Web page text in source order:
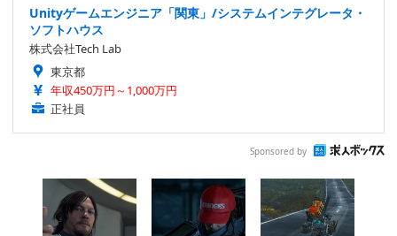
Unityゲームエンジニア「関東」/システムインテグレータ・
ソフトハウス
株式会社Tech Lab
東京都
年収450万円～1,000万円
正社員
Sponsored by